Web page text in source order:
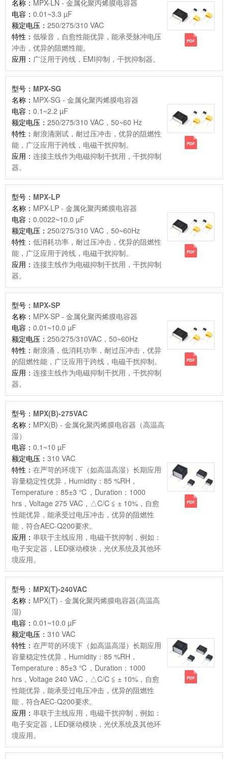
名称： MPX-LN - 金属化聚丙烯膜电容器
电容： 0.01~3.3 µF
额定电压： 250/275/310 VAC
特性： 低噪音，自愈性能优异，能承受脉冲电压
冲击，优异的阻燃性能。
应用： 广泛用于跨线，EMI抑制，干扰抑制器。
型号： MPX-SG
名称： MPX-SG - 金属化聚丙烯膜电容器
电容： 0.1~2.2 µF
额定电压： 250/275/310 VAC，50~60 Hz
特性： 耐浪涌测试，耐过压冲击，优异的阻燃性
能，广泛应用于跨线，电磁干扰抑制。
应用： 连接主线作为电磁抑制干扰用，干扰抑制
器。
型号： MPX-LP
名称： MPX-LP - 金属化聚丙烯膜电容器
电容： 0.0022~10.0 µF
额定电压： 250/275/310 VAC，50~60Hz
特性： 低消耗功率，耐过压冲击，优异的阻燃性
能，广泛应用于跨线，电磁干扰抑制。
应用： 连接主线作为电磁抑制干扰用，干扰抑制
器。
型号： MPX-SP
名称： MPX-SP - 金属化聚丙烯膜电容器
电容： 0.01~10.0 µF
额定电压： 250/275/310VAC，50~60Hz
特性： 耐浪涌，低消耗功率，耐过压冲击，优异
的阻燃性能，广泛应用于跨线，电磁干扰抑制。
应用： 连接主线作为电磁抑制干扰用，干扰抑制
器。
型号： MPX(B)-275VAC
名称： MPX(B) - 金属化聚丙烯膜电容器（高温高
湿）
电容： 0.1~10 µF
额定电压： 310 VAC
特性： 在严苛的环境下（如高温高湿）长期应用
容量稳定性优异，Humidity：85 %RH，
Temperature：85±3 ℃，Duration：1000
hrs，Voltage 275 VAC，△C/C ≦ ± 10%，自愈
性能优异，能承受过电压冲击，优异的阻燃性
能，符合AEC-Q200要求。
应用： 串联于主线应用，电磁干扰抑制，例如：
电子安定器，LED驱动模块，光伏系统及其他环
境应用。
型号： MPX(T)-240VAC
名称： MPX(T) - 金属化聚丙烯膜电容器(高温高
湿)
电容： 0.01~10.0 µF
额定电压： 310 VAC
特性： 在严苛的环境下（如高温高湿）长期应用
容量稳定性优异，Humidity：85 %RH，
Temperature：85±3 ℃，Duration：1000
hrs，Voltage 240 VAC，△C/C ≦ ± 10%，自愈
性能优异，能承受过电压冲击，优异的阻燃性
能，符合AEC-Q200要求。
应用： 串联于主线应用，电磁干扰抑制，例如：
电子安定器，LED驱动模块，光伏系统及其他环
境应用。